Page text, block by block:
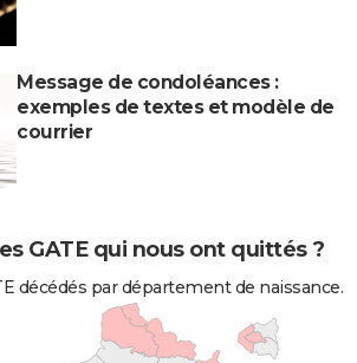
Message de condoléances :
exemples de textes et modèle de
courrier
GATE qui nous ont quittés ?
décédés par département de naissance.